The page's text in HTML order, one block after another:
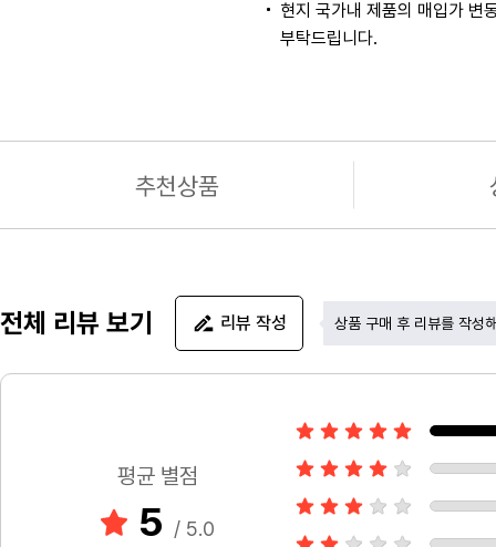
현지 국가내 제품의 매입가 변
부탁드립니다.
추천상품
전체 리뷰 보기 리뷰 작성 상품 구매 후 리뷰를 작성
평균 별점
5 / 5.0